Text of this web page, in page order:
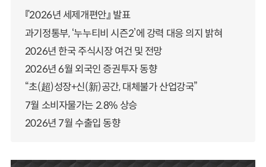
『2026년 세제개편안』 발표
과기정통부, ‘누누티비 시즌2’에 강력 대응 의지 밝혀
2026년 한국 주식시장 여건 및 전망
2026년 6월 외국인 증권투자 동향
“초(超)성장+신(新)공간, 대체불가 산업강국”
7월 소비자물가는 2.8% 상승
2026년 7월 수출입 동향